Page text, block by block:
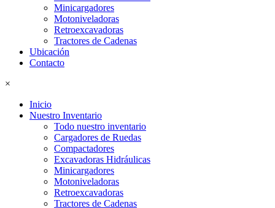
Minicargadores
Motoniveladoras
Retroexcavadoras
Tractores de Cadenas
Ubicación
Contacto
×
Inicio
Nuestro Inventario
Todo nuestro inventario
Cargadores de Ruedas
Compactadores
Excavadoras Hidráulicas
Minicargadores
Motoniveladoras
Retroexcavadoras
Tractores de Cadenas